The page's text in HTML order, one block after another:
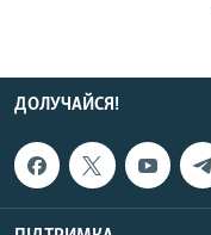
ДОЛУЧАЙСЯ!